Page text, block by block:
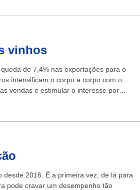
vinhos
de 7,4% nas exportações para o
intensificam o corpo a corpo com o
vendas e estimular o interesse por
desde 2016. É a primeira vez, de lá para
pode cravar um desempenho tão